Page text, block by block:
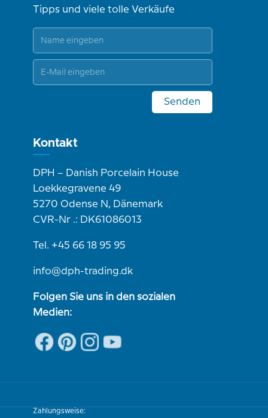
Tipps und viele tolle Verkäufe
Senden
Kontakt
DPH – Danish Porcelain House
Loekkegravene 49
5270 Odense N, Dänemark
CVR-Nr .: DK61086013
Tel. +45 66 18 95 95
info@dph-trading.dk
Folgen Sie uns in den sozialen
Medien:
Zahlungsweise: